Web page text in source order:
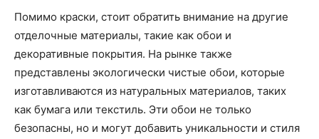
Помимо краски, стоит обратить внимание на другие
отделочные материалы, такие как обои и
декоративные покрытия. На рынке также
представлены экологически чистые обои, которые
изготавливаются из натуральных материалов, таких
как бумага или текстиль. Эти обои не только
безопасны, но и могут добавить уникальности и стиля